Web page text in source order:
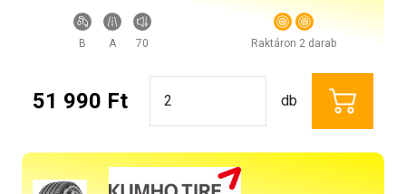
B A 70 Raktáron 2 darab
51 990 Ft db